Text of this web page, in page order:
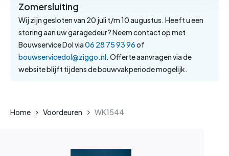
Zomersluiting
Wij zijn gesloten van 20 juli t/m 10 augustus. Heeft u een
storing aan uw garagedeur? Neem contact op met
Bouwservice Dol via06 28 75 93 96of
bouwservicedol@ziggo.nl. Offerte aanvragen via de
website blijft tijdens de bouwvakperiode mogelijk.
Home Voordeuren WK1544